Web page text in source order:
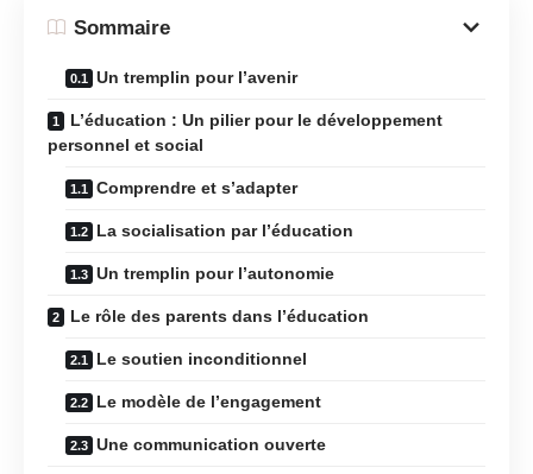
Sommaire
Un tremplin pour l’avenir
L’éducation : Un pilier pour le développement
personnel et social
Comprendre et s’adapter
La socialisation par l’éducation
Un tremplin pour l’autonomie
Le rôle des parents dans l’éducation
Le soutien inconditionnel
Le modèle de l’engagement
Une communication ouverte